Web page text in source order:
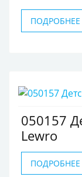
ПОДРОБНЕЕ
050157
Lewro
ПОДРОБНЕЕ